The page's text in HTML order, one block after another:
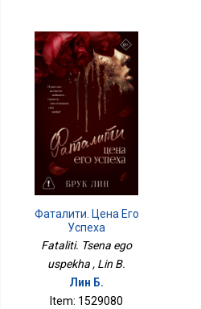
Фаталити. Цена Его
Успеха
Fataliti. Tsena ego
uspekha , Lin B.
Лин Б.
Item: 1529080